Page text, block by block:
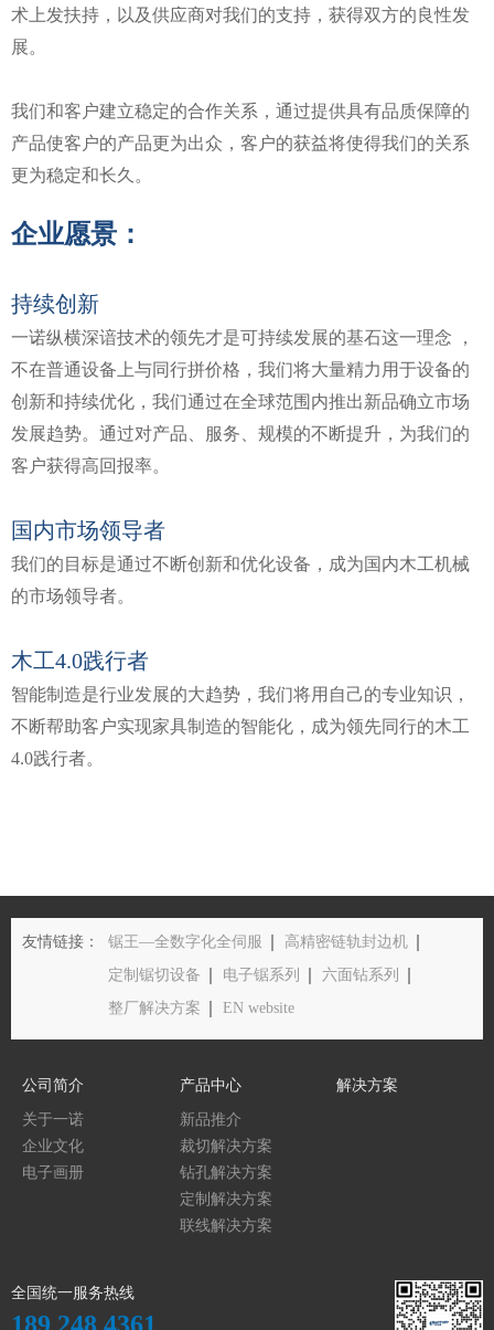
术上发扶持，以及供应商对我们的支持，获得双方的良性发
展。
我们和客户建立稳定的合作关系，通过提供具有品质保障的
产品使客户的产品更为出众，客户的获益将使得我们的关系
更为稳定和长久。
企业愿景：
持续创新
一诺纵横深谙技术的领先才是可持续发展的基石这一理念 ，
不在普通设备上与同行拼价格，我们将大量精力用于设备的
创新和持续优化，我们通过在全球范围内推出新品确立市场
发展趋势。通过对产品、服务、规模的不断提升，为我们的
客户获得高回报率。
国内市场领导者
我们的目标是通过不断创新和优化设备，成为国内木工机械
的市场领导者。
木工4.0践行者
智能制造是行业发展的大趋势，我们将用自己的专业知识，
不断帮助客户实现家具制造的智能化，成为领先同行的木工
4.0践行者。
友情链接： 锯王—全数字化全伺服
高精密链轨封边机
定制锯切设备
电子锯系列
六面钻系列
整厂解决方案
EN website
公司简介
关于一诺
企业文化
电子画册
产品中心
新品推介
裁切解决方案
钻孔解决方案
定制解决方案
联线解决方案
解决方案
全国统一服务热线
189 248 4361